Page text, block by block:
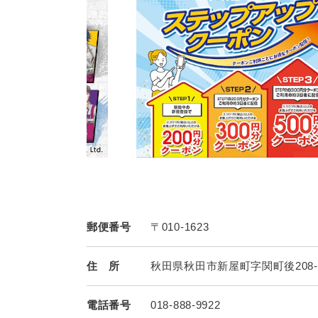
郵便番号 〒010-1623
住 所 秋田県秋田市新屋町字関町後
電話番号 018-888-9922